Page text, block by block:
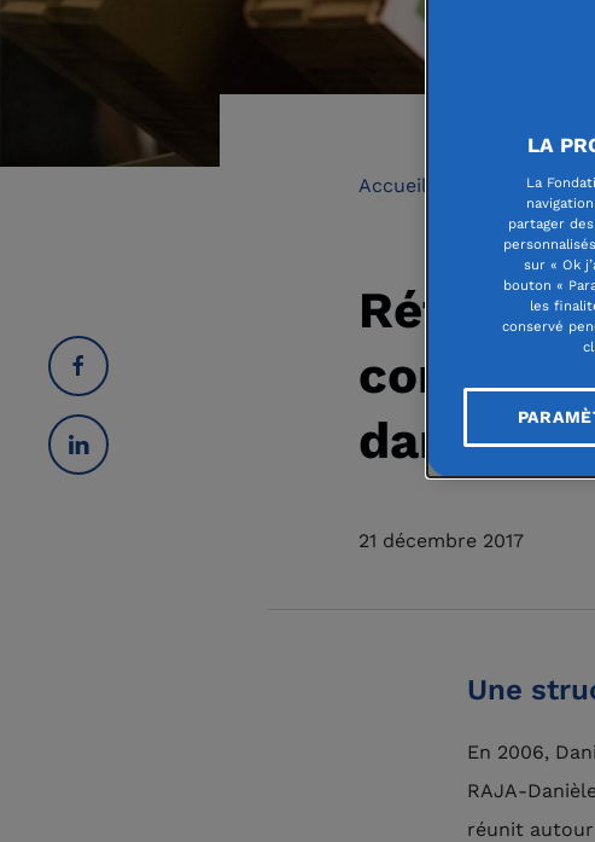
Accueil L'actualité
continue
dans le
21 décembre 2017
Une
En 2006,
RAJA-
réunit autour
LA
La
partager
sur « Ok
bouton «
les
conservé